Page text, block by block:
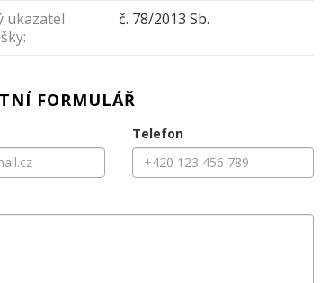
ukazatel
č. 78/2013 Sb.
FORMULÁŘ
Telefon